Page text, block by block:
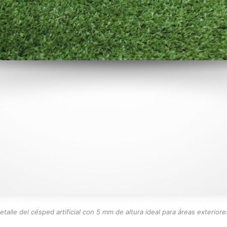
del césped artificial con 5 mm de altura ideal para áreas